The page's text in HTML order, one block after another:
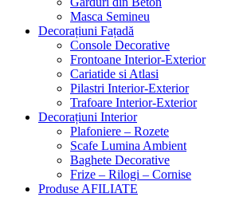
Masca Semineu
Decorațiuni Fațadă
Console Decorative
Frontoane Interior-Exterior
Cariatide si Atlasi
Pilastri Interior-Exterior
Trafoare Interior-Exterior
Decorațiuni Interior
Plafoniere – Rozete
Scafe Lumina Ambient
Baghete Decorative
Frize – Rilogi – Cornise
Produse AFILIATE